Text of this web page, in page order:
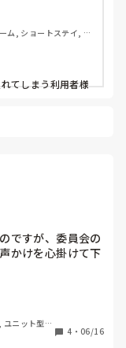
えればいいので
ム, ショートステイ, デ
てしまう利用者様
、夜間はどうして
視の間隔を短くし
や違和感があるこ
にも目を向けなが
もあるため、使用
。
ですが、委員会の
かけを心掛けて下
ニット型特
4 ・ 06/16